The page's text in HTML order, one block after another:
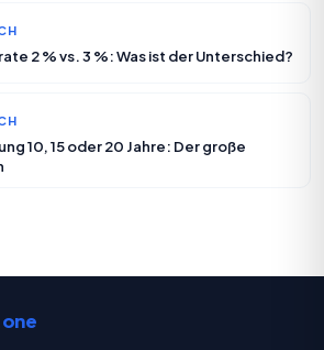
2 % vs. 3 %: Was ist der Unterschied?
10, 15 oder 20 Jahre: Der große